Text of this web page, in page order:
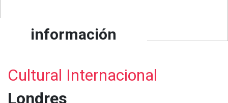
información
Cultural Internacional
Londres